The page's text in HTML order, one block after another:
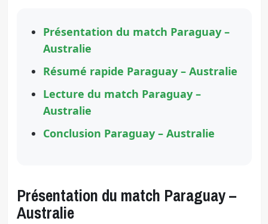
Présentation du match Paraguay –
Australie
Résumé rapide Paraguay – Australie
Lecture du match Paraguay –
Australie
Conclusion Paraguay – Australie
Présentation du match Paraguay –
Australie